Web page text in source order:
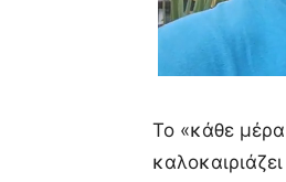
Το «κάθε